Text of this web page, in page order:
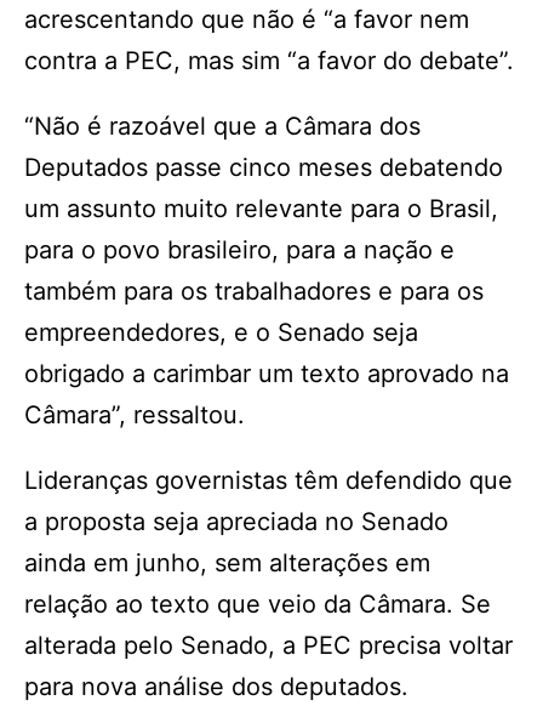
acrescentando que não é “a favor nem
contra a PEC, mas sim “a favor do debate”.
“Não é razoável que a Câmara dos
Deputados passe cinco meses debatendo
um assunto muito relevante para o Brasil,
para o povo brasileiro, para a nação e
também para os trabalhadores e para os
empreendedores, e o Senado seja
obrigado a carimbar um texto aprovado na
Câmara”, ressaltou.
Lideranças governistas têm defendido que
a proposta seja apreciada no Senado
ainda em junho, sem alterações em
relação ao texto que veio da Câmara. Se
alterada pelo Senado, a PEC precisa voltar
para nova análise dos deputados.